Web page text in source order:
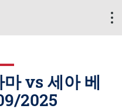
vs 세아 베
2025